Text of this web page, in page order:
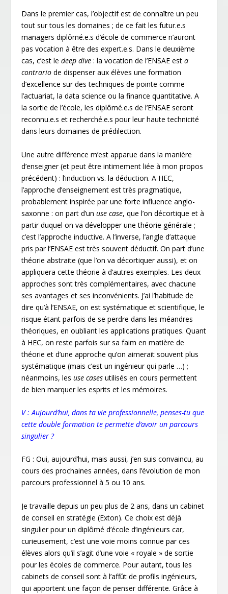
Dans le premier cas, l’objectif est de connaître un peu
tout sur tous les domaines ; de ce fait les futur.e.s
managers diplômé.e.s d’école de commerce n’auront
pas vocation à être des expert.e.s. Dans le deuxième
cas, c’est ledeep dive: la vocation de l’ENSAE esta
contrario de dispenser aux élèves une formation
d’excellence sur des techniques de pointe comme
l’actuariat, la data science ou la finance quantitative. A
la sortie de l’école, les diplômé.e.s de l’ENSAE seront
reconnu.e.s et recherché.e.s pour leur haute technicité
dans leurs domaines de prédilection.
Une autre différence m’est apparue dans la manière
d’enseigner (et peut être intimement liée à mon propos
précédent) : l’induction vs. la déduction. A HEC,
l’approche d’enseignement est très pragmatique,
probablement inspirée par une forte influence anglo-
saxonne : on part d’unuse case, que l’on décortique et à
partir duquel on va développer une théorie générale ;
c’est l’approche inductive. A l’inverse, l’angle d’attaque
pris par l’ENSAE est très souvent déductif. On part d’une
théorie abstraite (que l’on va décortiquer aussi), et on
appliquera cette théorie à d’autres exemples. Les deux
approches sont très complémentaires, avec chacune
ses avantages et ses inconvénients. J’ai l’habitude de
dire qu’à l’ENSAE, on est systématique et scientifique, le
risque étant parfois de se perdre dans les méandres
théoriques, en oubliant les applications pratiques. Quant
à HEC, on reste parfois sur sa faim en matière de
théorie et d’une approche qu’on aimerait souvent plus
systématique (mais c’est un ingénieur qui parle …) ;
néanmoins, lesuse cases utilisés en cours permettent
de bien marquer les esprits et les mémoires.
V :Aujourd’hui, dans ta vie professionnelle, penses-tu que
cette double formation te permette d’avoir un parcours
singulier ?
FG : Oui, aujourd’hui, mais aussi, j’en suis convaincu, au
cours des prochaines années, dans l’évolution de mon
parcours professionnel à 5 ou 10 ans.
Je travaille depuis un peu plus de 2 ans, dans un cabinet
de conseil en stratégie (Exton). Ce choix est déjà
singulier pour un diplômé d’école d’ingénieurs car,
curieusement, c’est une voie moins connue par ces
élèves alors qu’il s’agit d’une voie « royale » de sortie
pour les écoles de commerce. Pour autant, tous les
cabinets de conseil sont à l’affût de profils ingénieurs,
qui apportent une façon de penser différente. Grâce à